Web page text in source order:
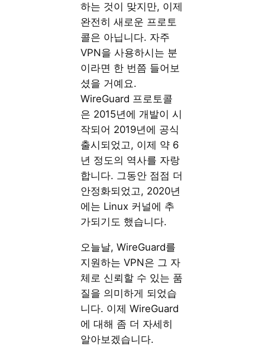
하는 것이 맞지만, 이제
완전히 새로운 프로토
콜은 아닙니다. 자주
VPN을 사용하시는 분
이라면 한 번쯤 들어보
셨을 거예요.
WireGuard 프로토콜
은 2015년에 개발이 시
작되어 2019년에 공식
출시되었고, 이제 약 6
년 정도의 역사를 자랑
합니다. 그동안 점점 더
안정화되었고, 2020년
에는 Linux 커널에 추
가되기도 했습니다.
오늘날, WireGuard를
지원하는 VPN은 그 자
체로 신뢰할 수 있는 품
질을 의미하게 되었습
니다. 이제 WireGuard
에 대해 좀 더 자세히
알아보겠습니다.